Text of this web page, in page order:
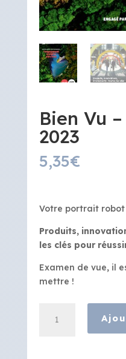
Bien Vu
2023
5,35€
Votre portrait robot
Produits,
les clés pour
Examen de vue, il
mettre !